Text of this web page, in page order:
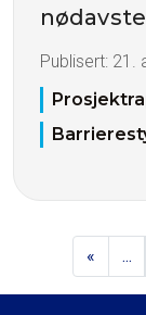
Publisert: 21.
« ...